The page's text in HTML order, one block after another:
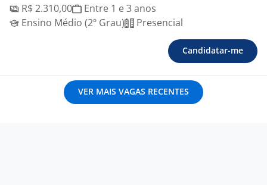
R$ 2.310,00
Entre 1 e 3 anos
Ensino Médio (2º Grau)
Presencial
Candidatar-me
VER MAIS VAGAS RECENTES